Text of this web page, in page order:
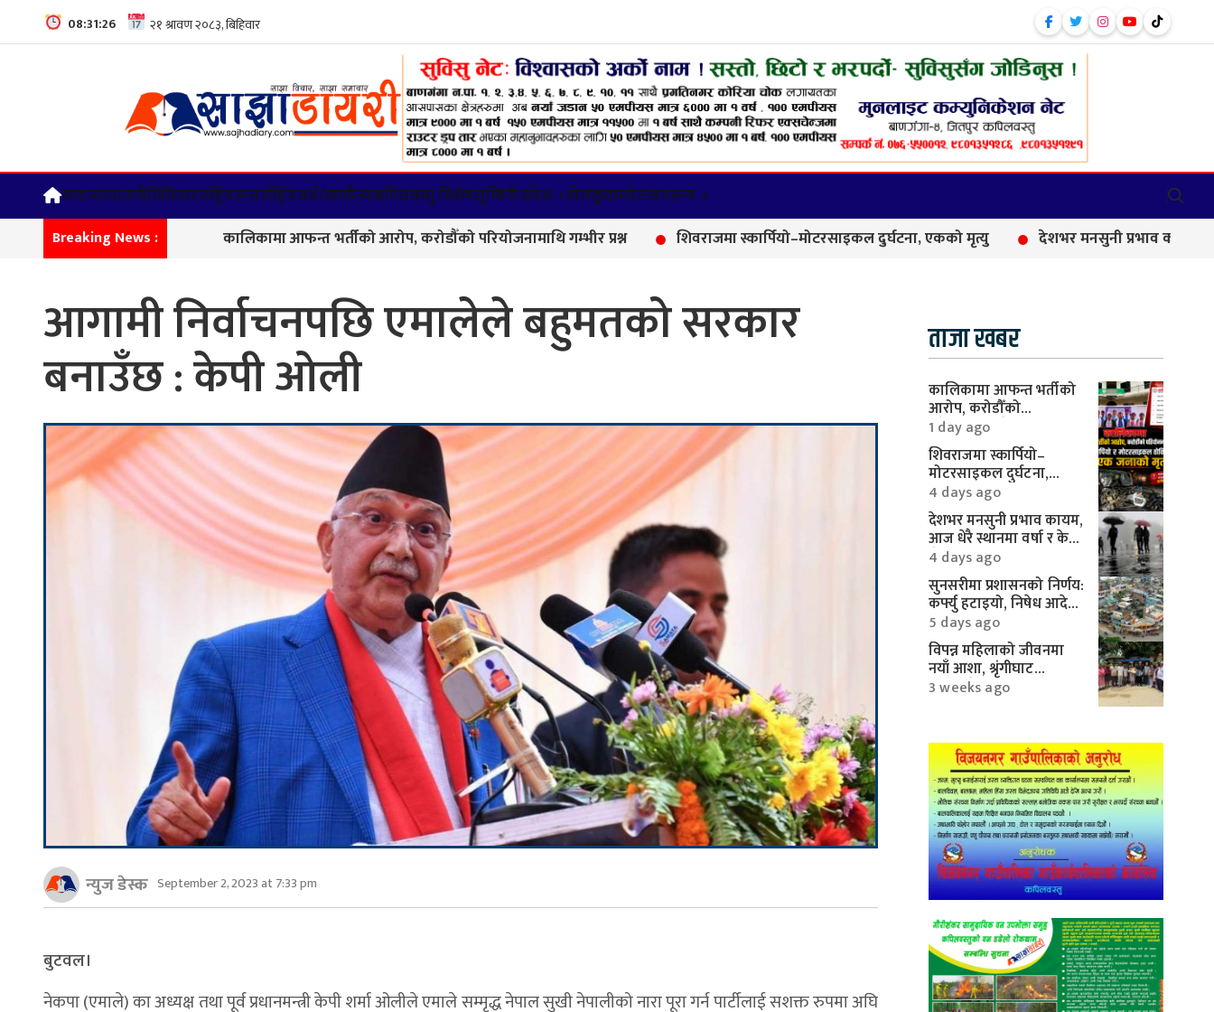
08:31:27
समाचारराजनीतिविचारराष्ट्रियअन्तर्राष्ट्रियअर्थ/वाणीज्यकपिलवस्तु विशेषलुम्बिनी प्रदेश +खेलकुदमनोरन्जनअन्य +
Breaking News :कालिकामा आफन्त भर्तीको आरोप, करोडौँको परियोजनामाथि गम्भीर प्रश्न शिवराजमा स्कार्पियो–मोटरसाइकल दुर्घटना, एकको मृत्यु देशभर मनसुनी प्रभाव कायम, आज धेरै स्थानमा
आगामी निर्वाचनपछि एमालेले बहुमतको सरकार
बनाउँछ : केपी ओली
न्युज डेस्क September 2, 2023 at 7:33 pm
बुटवल।
नेकपा (एमाले) का अध्यक्ष तथा पूर्व प्रधानमन्त्री केपी शर्मा ओलीले एमाले सम्मृद्ध नेपाल सुखी नेपालीको नारा पूरा गर्न पार्टीलाई सशक्त रुपमा अघि
ताजा खबर
कालिकामा आफन्त भर्तीको
आरोप, करोडौँको
परियोजनामाथि गम्भीर प्रश्न
1 day ago
शिवराजमा स्कार्पियो–
मोटरसाइकल दुर्घटना,
एकको मृत्यु
4 days ago
देशभर मनसुनी प्रभाव कायम,
आज धेरै स्थानमा वर्षा र केही
क्षेत्रमा भारी वर्षाको
सम्भावना
4 days ago
सुनसरीमा प्रशासनको निर्णय:
कर्फ्यु हटाइयो, निषेध आदेश
यथावत्
5 days ago
विपन्न महिलाको जीवनमा
नयाँ आशा, श्रृंगीघाट
सामुदायिक वनबाट ई–
3 weeks ago